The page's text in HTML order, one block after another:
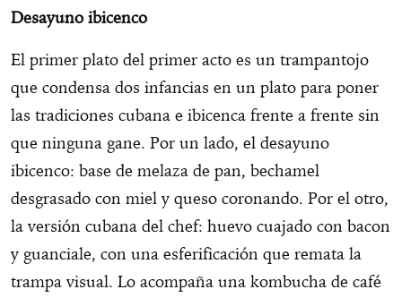
Desayuno ibicenco
El primer plato del primer acto es un trampantojo
que condensa dos infancias en un plato para poner
las tradiciones cubana e ibicenca frente a frente sin
que ninguna gane. Por un lado, el desayuno
ibicenco: base de melaza de pan, bechamel
desgrasado con miel y queso coronando. Por el otro,
la versión cubana del chef: huevo cuajado con bacon
y guanciale, con una esferificación que remata la
trampa visual. Lo acompaña una kombucha de café